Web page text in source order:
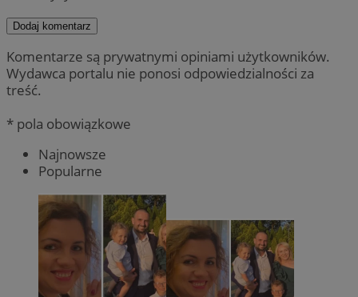
Dodaj komentarz
Komentarze są prywatnymi opiniami użytkowników.
Wydawca portalu nie ponosi odpowiedzialności za
treść.
* pola obowiązkowe
Najnowsze
Popularne